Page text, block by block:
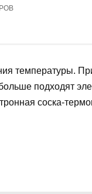
температуры.
подходят
соска-